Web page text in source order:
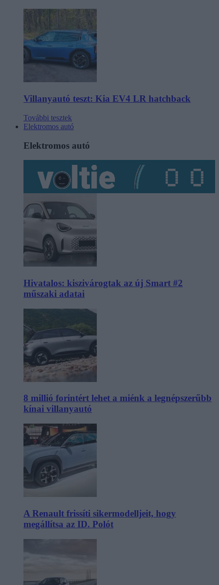
Villanyautó teszt: Kia EV4 LR hatchback
További tesztek
Elektromos autó
Elektromos autó
Hivatalos: kiszivárogtak az új Smart #2
műszaki adatai
8 millió forintért lehet a miénk a legnépszerűbb
kínai villanyautó
A Renault frissíti sikermodelljeit, hogy
megállítsa az ID. Polót